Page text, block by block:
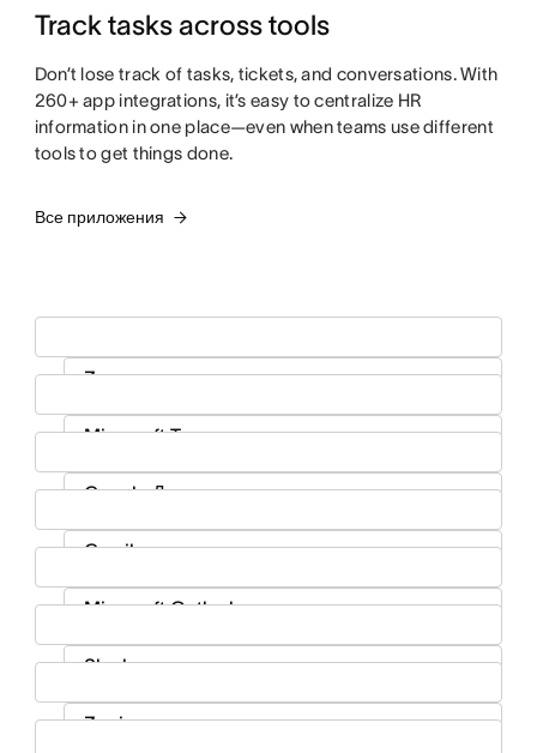
Track tasks across tools
Don’t lose track of tasks, tickets, and conversations. With
260+ app integrations, it’s easy to centralize HR
information in one place—even when teams use different
tools to get things done.
Все приложения